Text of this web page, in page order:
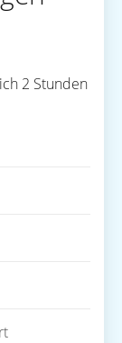
2 Stunden